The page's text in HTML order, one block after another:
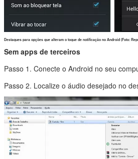
Destaques para opções que alteram o toque de notificação no Android (Foto:
Sem apps de terceiros
Passo 1. Conecte o Android no seu
Passo 2. Localize o áudio desejado no